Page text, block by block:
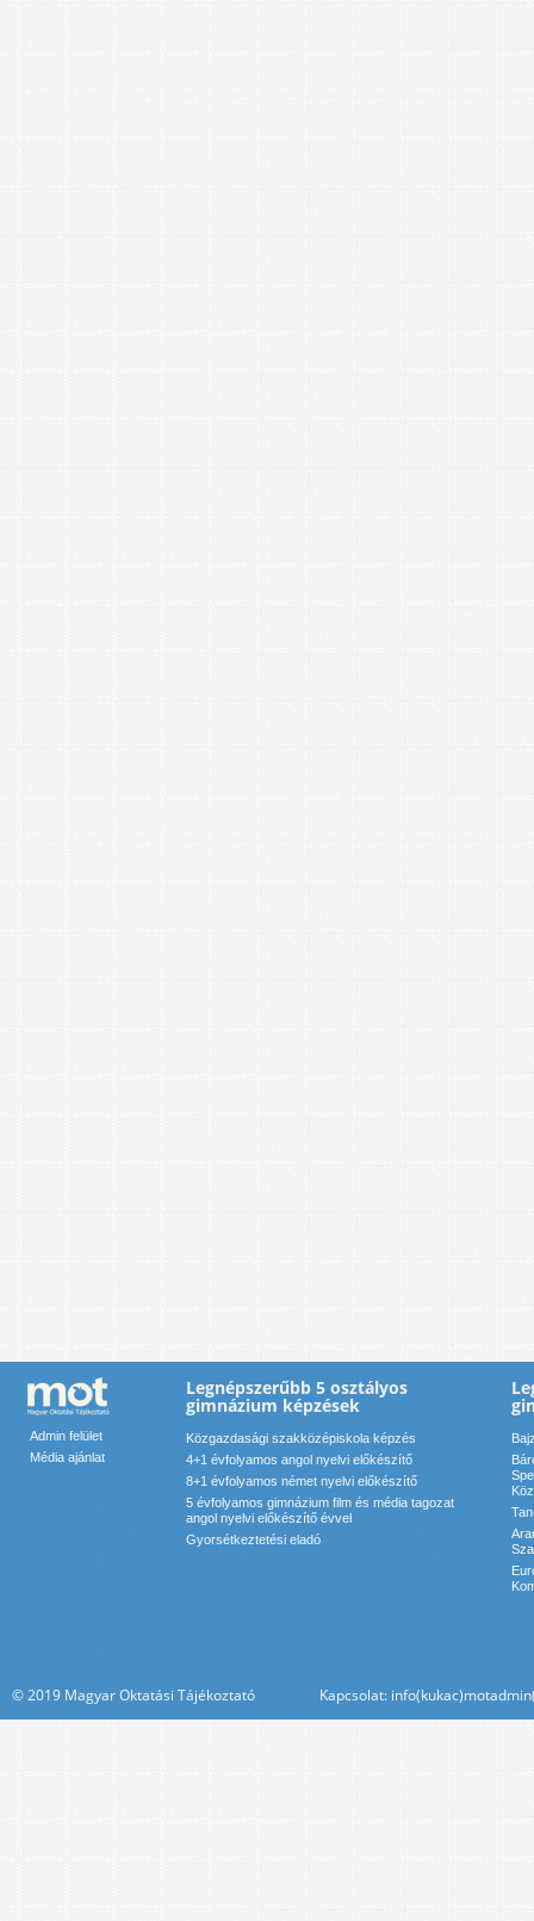
Admin felület
Média ajánlat
Legnépszerűbb 5 osztályos
gimnázium képzések
Közgazdasági szakközépiskola képzés
4+1 évfolyamos angol nyelvi előkészítő
8+1 évfolyamos német nyelvi előkészítő
5 évfolyamos gimnázium film és média tagozat
angol nyelvi előkészítő évvel
Gyorsétkeztetési eladó
© 2019 Magyar Oktatási Tájékoztató Kapcsolat: